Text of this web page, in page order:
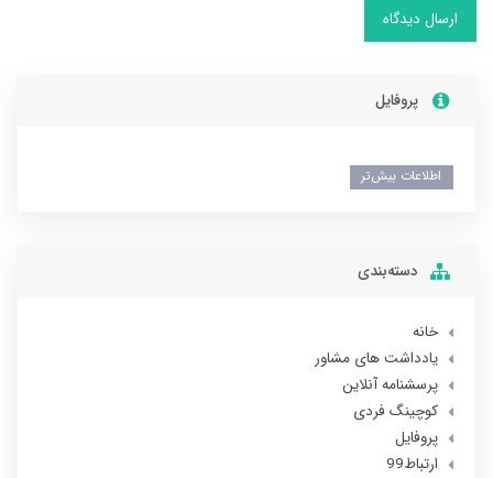
ارسال دیدگاه
پروفایل
اطلاعات بیش‌تر
دسته‌بندی
خانه
یادداشت های مشاور
پرسشنامه آنلاین
کوچینگ فردی
پروفایل
ارتباط99